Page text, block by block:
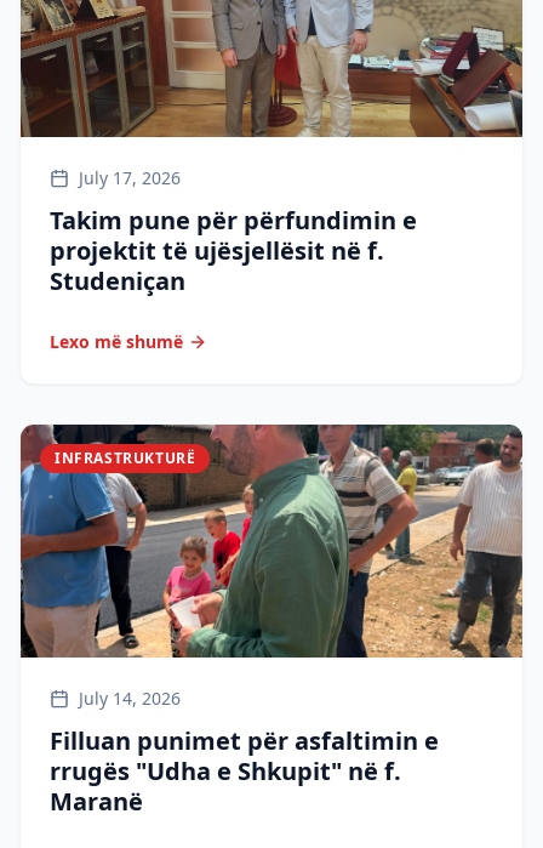
July 17, 2026
Takim pune për përfundimin e
projektit të ujësjellësit në f.
Studeniçan
Lexo më shumë
INFRASTRUKTURË
July 14, 2026
Filluan punimet për asfaltimin e
rrugës "Udha e Shkupit" në f.
Maranë